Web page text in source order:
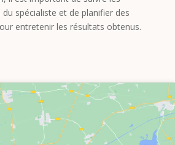
spécialiste et de planifier des
entretenir les résultats obtenus.